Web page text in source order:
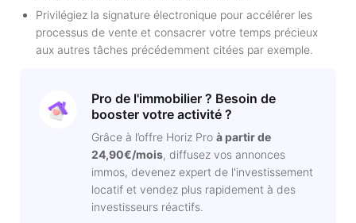
Privilégiez la signature électronique pour accélérer les
processus de vente et consacrer votre temps précieux
aux autres tâches précédemment citées par exemple.
Pro de l'immobilier ? Besoin de
booster votre activité ?
Grâce à l’offre Horiz Pro à partir de
24,90€/mois, diffusez vos annonces
immos, devenez expert de l'investissement
locatif et vendez plus rapidement à des
investisseurs réactifs.